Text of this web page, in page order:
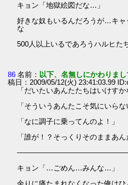
キョン「地獄絵図だな…」
好きな奴もいるんだろうが…キャ
な
500人以上いるであろうハルヒた
86 名前： 以下、名無しにかわりま
稿日：2009/05/12(火) 23:41:03.99
「だいたいあんたたちはいけすか
「そういうあんたこそ気にいらな
「なに調子に乗ってんのよ！」
「誰が！？そっくりそのままあん
キョン「…ごめん…みんな…」